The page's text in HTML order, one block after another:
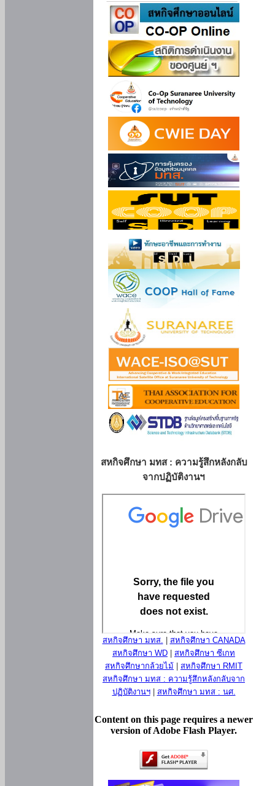
สหกิจศึกษา มทส : ความรู้สึกหลังกลับ
จากปฏิบัติงานฯ
สหกิจศึกษา มทส.
สหกิจศึกษา CANADA
สหกิจศึกษา WD
สหกิจศึกษา ซีเกท
สหกิจศึกษากล้วยไม้
สหกิจศึกษา RMIT
สหกิจศึกษา มทส : ความรู้สึกหลังกลับจาก
ปฏิบัติงานฯ| สหกิจศึกษา มทส : นศ.
Content on this page requires a newer
version of Adobe Flash Player.